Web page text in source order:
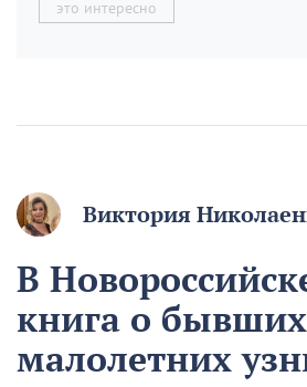
это интересно
Виктория
В
книга о бывших
малолетних